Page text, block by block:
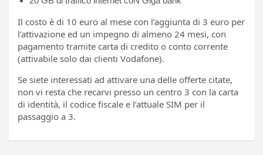
Il costo è di 10 euro al mese con l’aggiunta di 3 euro per
l’attivazione ed un impegno di almeno 24 mesi, con
pagamento tramite carta di credito o conto corrente
(attivabile solo dai clienti Vodafone).
Se siete interessati ad attivare una delle offerte citate,
non vi resta che recarvi presso un centro 3 con la carta
di identità, il codice fiscale e l’attuale SIM per il
passaggio a 3.